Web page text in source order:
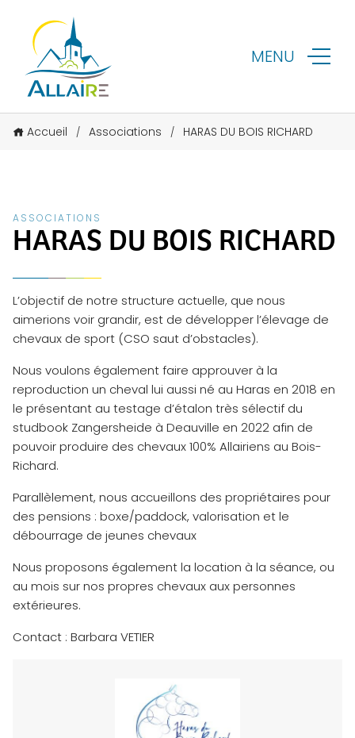
MENU
Accueil / Associations / HARAS DU BOIS RICHARD
ASSOCIATIONS
HARAS DU BOIS RICHARD
L’objectif de notre structure actuelle, que nous
aimerions voir grandir, est de développer l’élevage de
chevaux de sport (CSO saut d’obstacles).
Nous voulons également faire approuver à la
reproduction un cheval lui aussi né au Haras en 2018 en
le présentant au testage d’étalon très sélectif du
studbook Zangersheide à Deauville en 2022 afin de
pouvoir produire des chevaux 100% Allairiens au Bois-
Richard.
Parallèlement, nous accueillons des propriétaires pour
des pensions : boxe/paddock, valorisation et le
débourrage de jeunes chevaux
Nous proposons également la location à la séance, ou
au mois sur nos propres chevaux aux personnes
extérieures.
Contact : Barbara VETIER